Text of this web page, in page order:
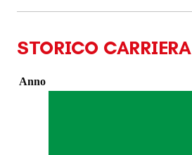
STORICO CARRIERA
Anno